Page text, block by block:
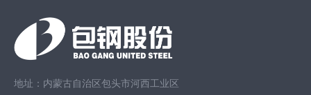
地址：内蒙古自治区包头市河西工业区